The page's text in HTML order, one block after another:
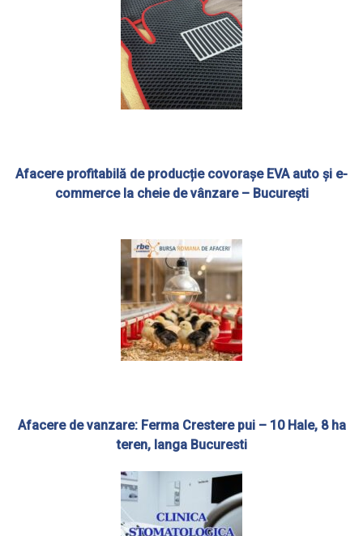
Afacere profitabilă de producție covorașe EVA auto și e-
commerce la cheie de vânzare – București
Afacere de vanzare: Ferma Crestere pui – 10 Hale, 8 ha
teren, langa Bucuresti